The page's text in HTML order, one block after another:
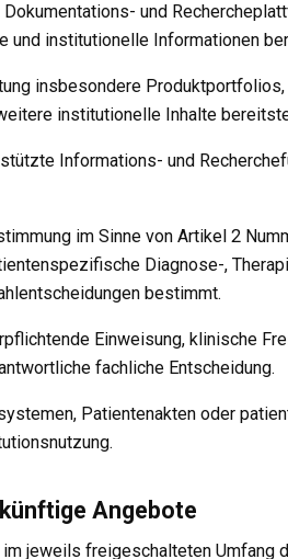
und
und institutionelle Informationen
insbesondere Produktportfolios,
institutionelle Inhalte
Informations- und
im Sinne von Artikel 2
Diagnose-,
bestimmt.
Einweisung, klinische
fachliche Entscheidung.
Patientenakten oder
Angebote
jeweils freigeschalteten Umfang